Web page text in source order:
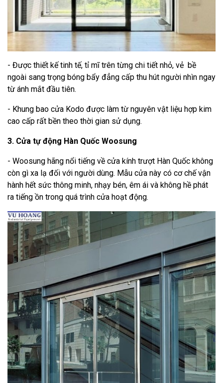
- Được thiết kế tinh tế, tỉ mĩ trên từng chi tiết nhỏ, vẻ bề
ngoài sang trọng bóng bẩy đẳng cấp thu hút người nhìn ngay
từ ánh mắt đầu tiên.
- Khung bao cửa Kodo được làm từ nguyên vật liệu hợp kim
cao cấp rất bền theo thời gian sử dụng.
3. Cửa tự động Hàn Quốc Woosung
- Woosung hãng nổi tiếng về cửa kính trượt Hàn Quốc không
còn gì xa lạ đối với người dùng. Mẫu cửa này có cơ chế vận
hành hết sức thông minh, nhạy bén, êm ái và không hề phát
ra tiếng ồn trong quá trình cửa hoạt động.